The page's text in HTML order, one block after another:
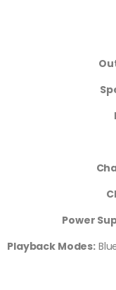
Power
Playback Modes: